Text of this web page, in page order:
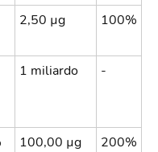
2,50 µg 100%
1 miliardo -
100,00 µg 200%